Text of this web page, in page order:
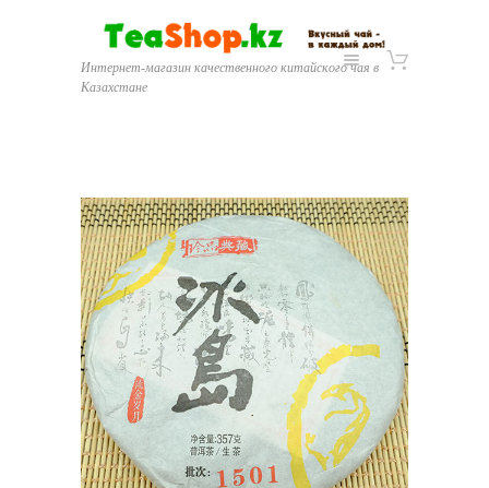
Интернет-магазин качественного китайского чая в
Казахстане